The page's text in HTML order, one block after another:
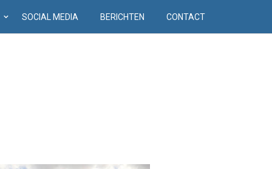
SOCIAL MEDIA BERICHTEN CONTACT